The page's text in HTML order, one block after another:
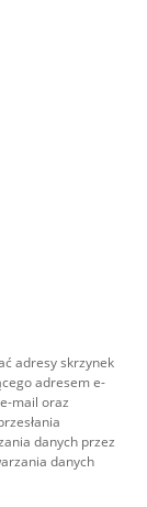
adresy skrzynek
adresem e-
mail oraz
danych przez
danych